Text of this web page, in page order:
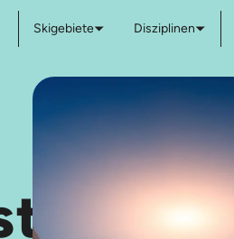
Skigebiete Disziplinen